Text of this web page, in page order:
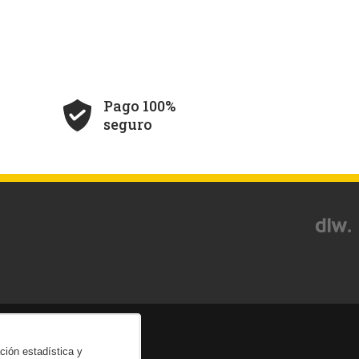
Pago 100%
seguro
estadística y